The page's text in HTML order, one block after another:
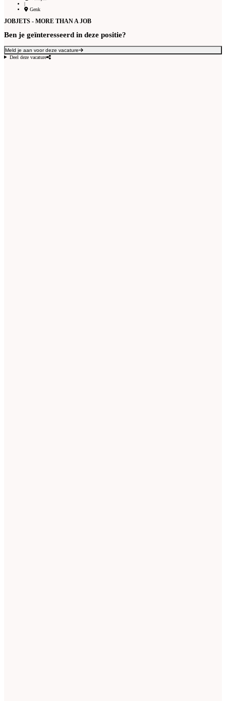
|
Genk
JOBJETS - MORE THAN A JOB
Ben je geïnteresseerd in deze positie?
Meld je aan voor deze vacature
Deel deze vacature